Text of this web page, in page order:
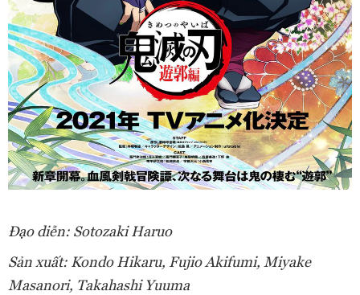
Đạo diễn: Sotozaki Haruo
Sản xuất: Kondo Hikaru, Fujio Akifumi, Miyake
Masanori, Takahashi Yuuma